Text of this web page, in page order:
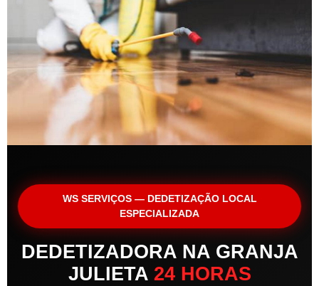
WS SERVIÇOS — DEDETIZAÇÃO LOCAL
ESPECIALIZADA
DEDETIZADORA NA GRANJA
JULIETA 24 HORAS